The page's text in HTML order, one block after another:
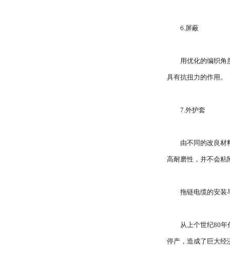
6.屏蔽
用优化的编织角
具有抗扭力的作用。
7.外护套
由不同的改良材
高耐磨性，并不会粘
拖链电缆的安装
从上个世纪80
停产，造成了巨大经